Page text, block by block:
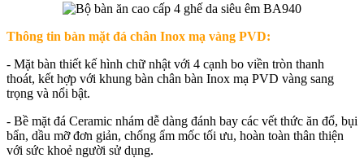
Thông tin bàn mặt đá chân Inox mạ vàng PVD:
- Mặt bàn thiết kế hình chữ nhật với 4 cạnh bo viền tròn thanh
thoát, kết hợp với khung bàn chân bàn Inox mạ PVD vàng sang
trọng và nổi bật.
- Bề mặt đá Ceramic nhám dễ dàng đánh bay các vết thức ăn đổ, bụi
bẩn, dầu mỡ đơn giản, chống ẩm mốc tối ưu, hoàn toàn thân thiện
với sức khoẻ người sử dụng.